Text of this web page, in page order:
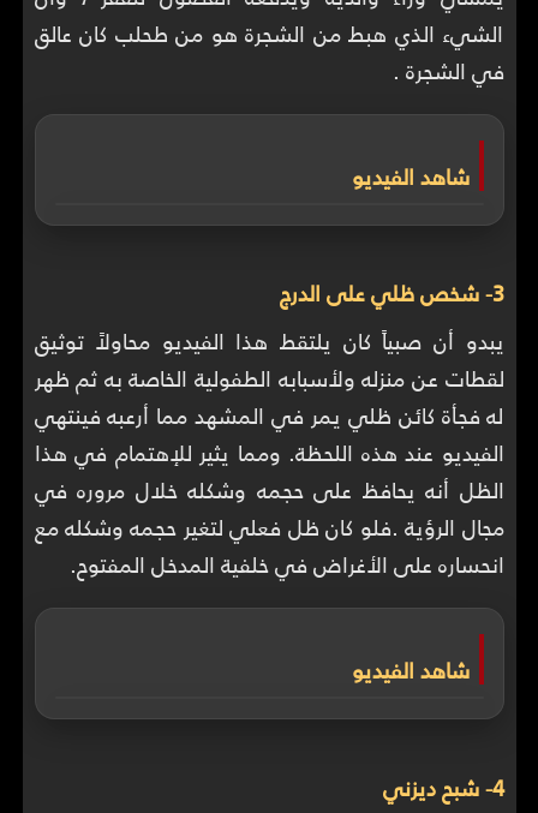
الشيء الذي هبط من الشجرة هو من طحلب كان عالق
في الشجرة .
شاهد الفيديو
3- شخص ظلي على الدرج
يبدو أن صبياً كان يلتقط هذا الفيديو محاولاً توثيق
لقطات عن منزله ولأسبابه الطفولية الخاصة به ثم ظهر
له فجأة كائن ظلي يمر في المشهد مما أرعبه فينتهي
الفيديو عند هذه اللحظة. ومما يثير للإهتمام في هذا
الظل أنه يحافظ على حجمه وشكله خلال مروره في
مجال الرؤية .فلو كان ظل فعلي لتغير حجمه وشكله مع
انحساره على الأغراض في خلفية المدخل المفتوح.
شاهد الفيديو
4- شبح ديزني